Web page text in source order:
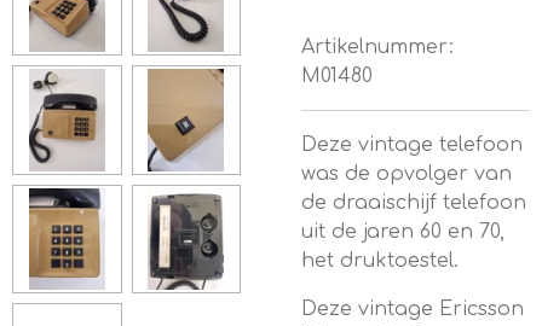
Artikelnummer:
M01480
Deze vintage telefoon
was de opvolger van
de draaischijf telefoon
uit de jaren 60 en 70,
het druktoestel.
Deze vintage Ericsson